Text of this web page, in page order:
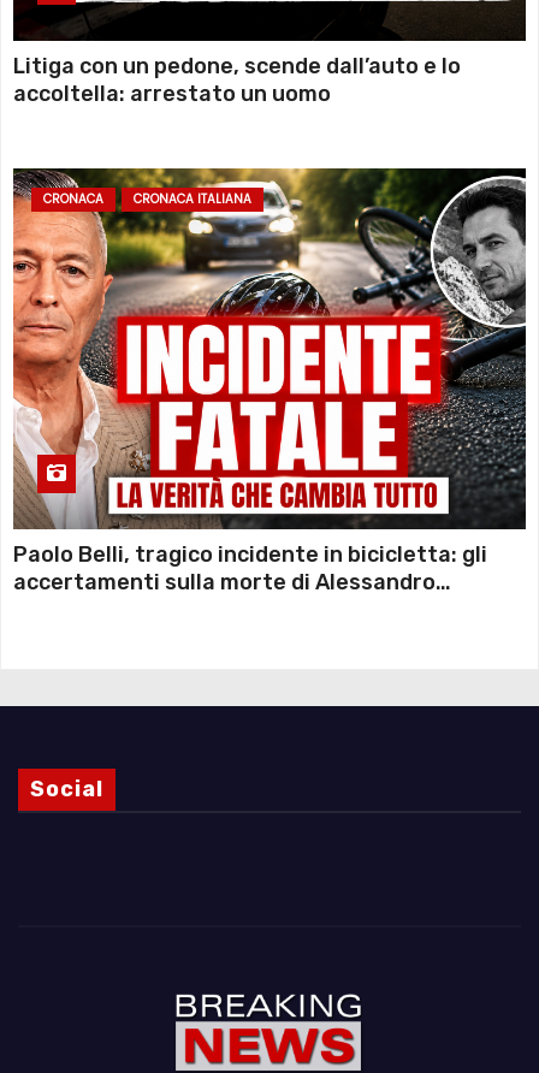
Litiga con un pedone, scende dall’auto e lo
accoltella: arrestato un uomo
CRONACA CRONACA ITALIANA
Paolo Belli, tragico incidente in bicicletta: gli
accertamenti sulla morte di Alessandro
Social